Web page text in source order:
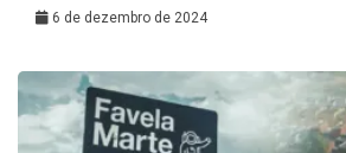
6 de dezembro de 2024